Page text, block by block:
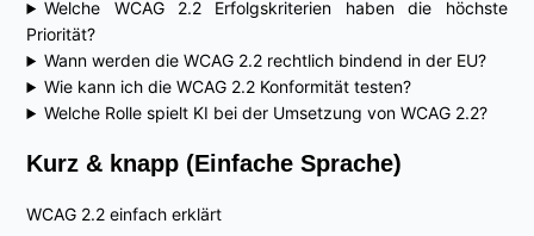
Welche WCAG 2.2 Erfolgskriterien haben die höchste
Priorität?
Wann werden die WCAG 2.2 rechtlich bindend in der EU?
Wie kann ich die WCAG 2.2 Konformität testen?
Welche Rolle spielt KI bei der Umsetzung von WCAG 2.2?
Kurz & knapp (Einfache Sprache)
WCAG 2.2 einfach erklärt